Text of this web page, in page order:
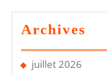
Archives
juillet 2026